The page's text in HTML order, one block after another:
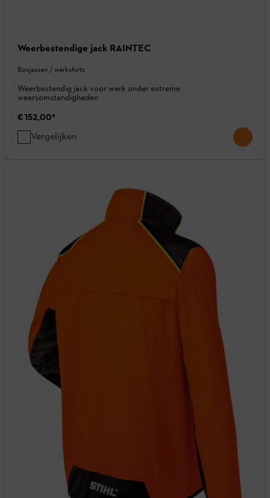
Weerbestendige jack RAINTEC
Bosjassen / werkshirts
Weerbestendig jack voor werk onder extreme
weersomstandigheden
€ 152,00*
Vergelijken